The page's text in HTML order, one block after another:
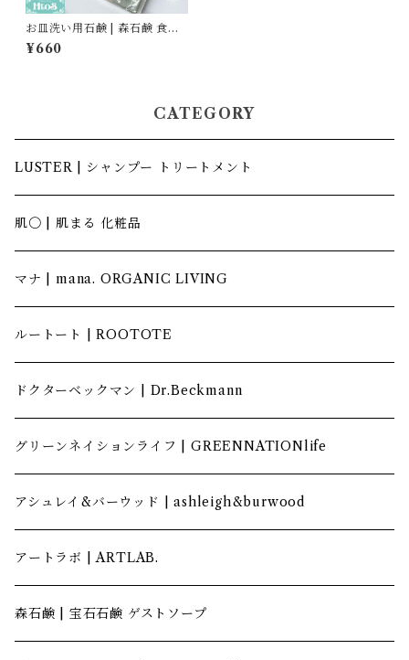
お皿洗い用石鹸 | 森石鹸 食器
用石鹸 固形 キッチン 台所用
¥660
CATEGORY
LUSTER | シャンプー トリートメント
肌〇 | 肌まる 化粧品
マナ | mana. ORGANIC LIVING
ルートート | ROOTOTE
ドクターベックマン | Dr.Beckmann
グリーンネイションライフ | GREENNATIONlife
アシュレイ&バーウッド | ashleigh&burwood
アートラボ | ARTLAB.
森石鹸 | 宝石石鹸 ゲストソープ